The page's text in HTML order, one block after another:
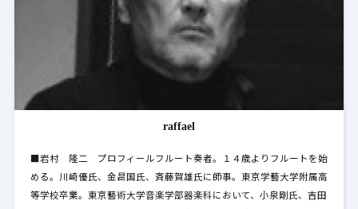
raffael
■岩村 隆二 プロフィールフルート奏者。１４歳よりフルートを始
める。川崎優氏、金昌国氏、斉藤賀雄氏に師事。東京学藝大学附属高
等学校卒業。東京藝術大学音楽学部器楽科において、小泉剛氏、吉田